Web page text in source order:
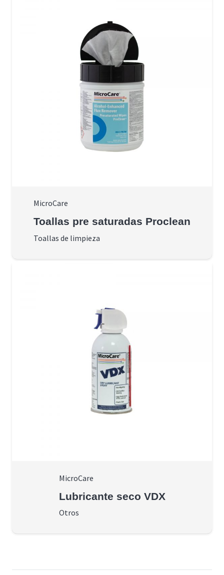
MicroCare
Toallas pre saturadas Proclean
Toallas de limpieza
MicroCare
Lubricante seco VDX
Otros